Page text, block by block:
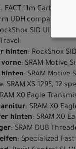
: FACT 11m Carbon,
UDH compatible
SID
hinten: RockShox
vorne: SRAM Motive
hinten: SRAM Motive
: SRAM XS 1295, 12
X0 Eagle
: SRAM X0
hinten: SRAM X0
: SRAM DUB
: Specialized